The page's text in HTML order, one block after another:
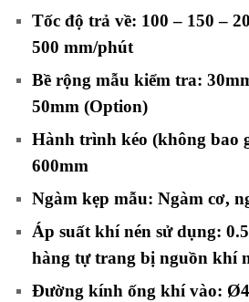
Tốc độ trả về: 100 – 150 –
500 mm/phút
Bề rộng mẫu kiểm tra:
50mm (Option)
Hành trình kéo (không bao
600mm
Ngàm kẹp mẫu: Ngàm cơ,
Áp suất khí nén sử dụng:
hàng tự trang bị nguồn khí
Đường kính ống khí vào: